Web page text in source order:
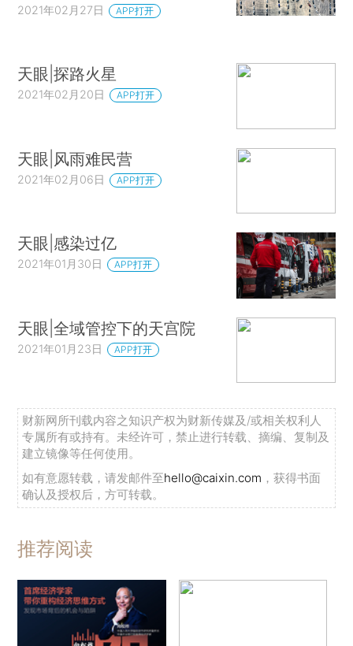
2021年02月27日 APP打开
天眼|探路火星
2021年02月20日 APP打开
天眼|风雨难民营
2021年02月06日 APP打开
天眼|感染过亿
2021年01月30日 APP打开
天眼|全域管控下的天宫院
2021年01月23日 APP打开
财新网所刊载内容之知识产权为财新传媒及/或相关权利人
专属所有或持有。未经许可，禁止进行转载、摘编、复制及
建立镜像等任何使用。
如有意愿转载，请发邮件至hello@caixin.com ，获得书面
确认及授权后，方可转载。
推荐阅读